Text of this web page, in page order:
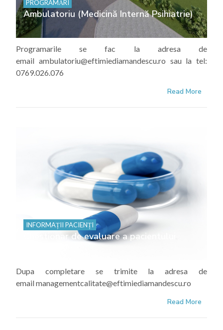
PROGRAMĂRI
Ambulatoriu (Medicină Internă Psihiatrie)
Programarile se fac la adresa de
email ambulatoriu@eftimiediamandescu.ro sau la tel:
0769.026.076
Read More
INFORMAȚII PACIENȚI
Chestionar de evaluare a pacientului
Dupa completare se trimite la adresa de
email managementcalitate@eftimiediamandescu.ro
Read More